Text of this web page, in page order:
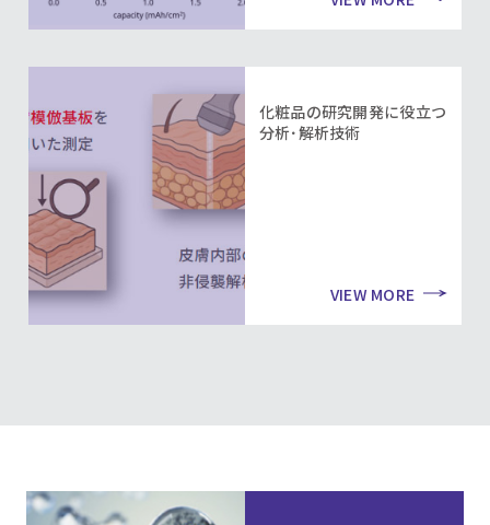
化粧品の研究開発に役立つ
分析･解析技術
VIEW MORE